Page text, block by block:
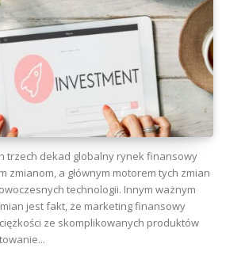
trzech dekad globalny rynek finansowy
zmianom, a głównym motorem tych zmian
technologii. Innym ważnym
jest fakt, że marketing finansowy
ze skomplikowanych produktów